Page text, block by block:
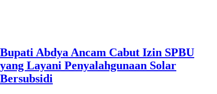
Bupati Abdya Ancam Cabut Izin SPBU
yang Layani Penyalahgunaan Solar
Bersubsidi